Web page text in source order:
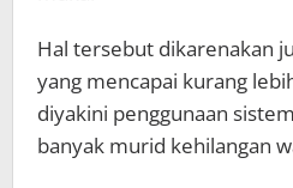
Hal tersebut dikarenakan
yang mencapai kurang
diyakini penggunaan
banyak murid kehilangan